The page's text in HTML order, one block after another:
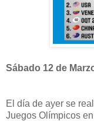
Sábado 12 de
El día de ayer se
Juegos Olímpicos